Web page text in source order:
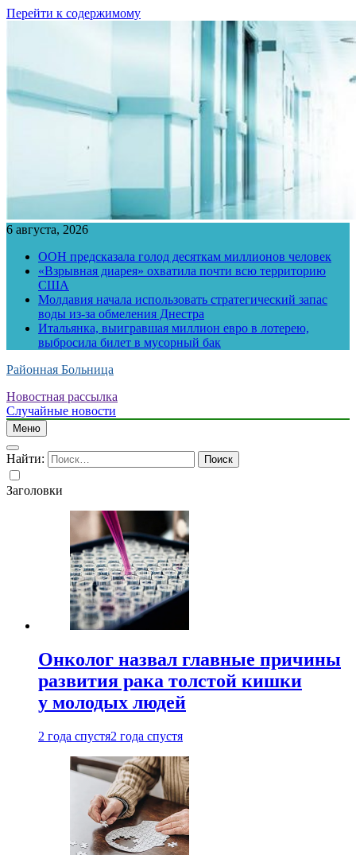
Перейти к содержимому
6 августа, 2026
ООН предсказала голод десяткам миллионов человек
«Взрывная диарея» охватила почти всю территорию
США
Молдавия начала использовать стратегический запас
воды из-за обмеления Днестра
Итальянка, выигравшая миллион евро в лотерею,
выбросила билет в мусорный бак
Районная Больница
Новостная рассылка
Случайные новости
Меню
Найти:
Заголовки
Онколог назвал главные причины
развития рака толстой кишки
у молодых людей
2 года спустя2 года спустя